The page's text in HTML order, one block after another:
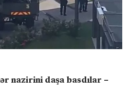
nazirini daşa basdılar –